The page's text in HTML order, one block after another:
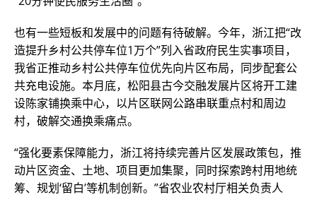
也有一些短板和发展中的问题有待破解。今年，浙江把“改
造提升乡村公共停车位1万个”列入省政府民生实事项目，
我省正推动乡村公共停车位优先向片区布局，同步配套公
共充电设施。本月底，松阳县古今交融发展片区将开工建
设陈家铺换乘中心，以片区联网公路串联重点村和周边
村，破解交通换乘痛点。
“强化要素保障能力，浙江将持续完善片区发展政策包，推
动片区资金、土地、项目更加集聚，同时探索跨村用地统
筹、规划‘留白’等机制创新。”省农业农村厅相关负责人